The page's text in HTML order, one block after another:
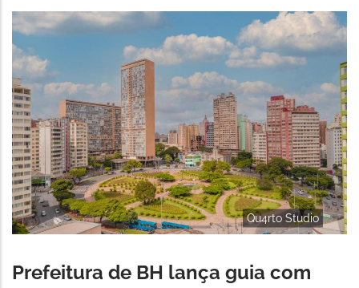
de
navegação
Qu4rto Studio
Prefeitura de BH lança guia com